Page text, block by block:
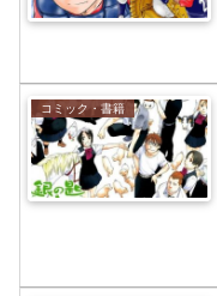
コミック・書籍